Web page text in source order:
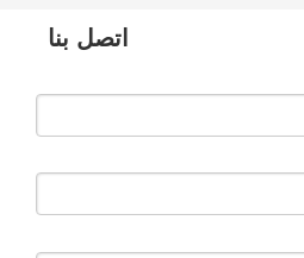
اتصل بنا